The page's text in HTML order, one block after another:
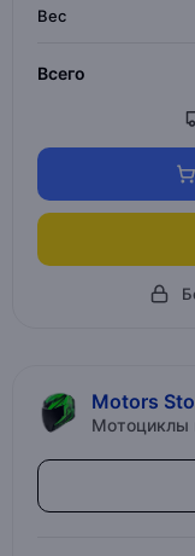
Вес
Всего
Motors
Мотоциклы